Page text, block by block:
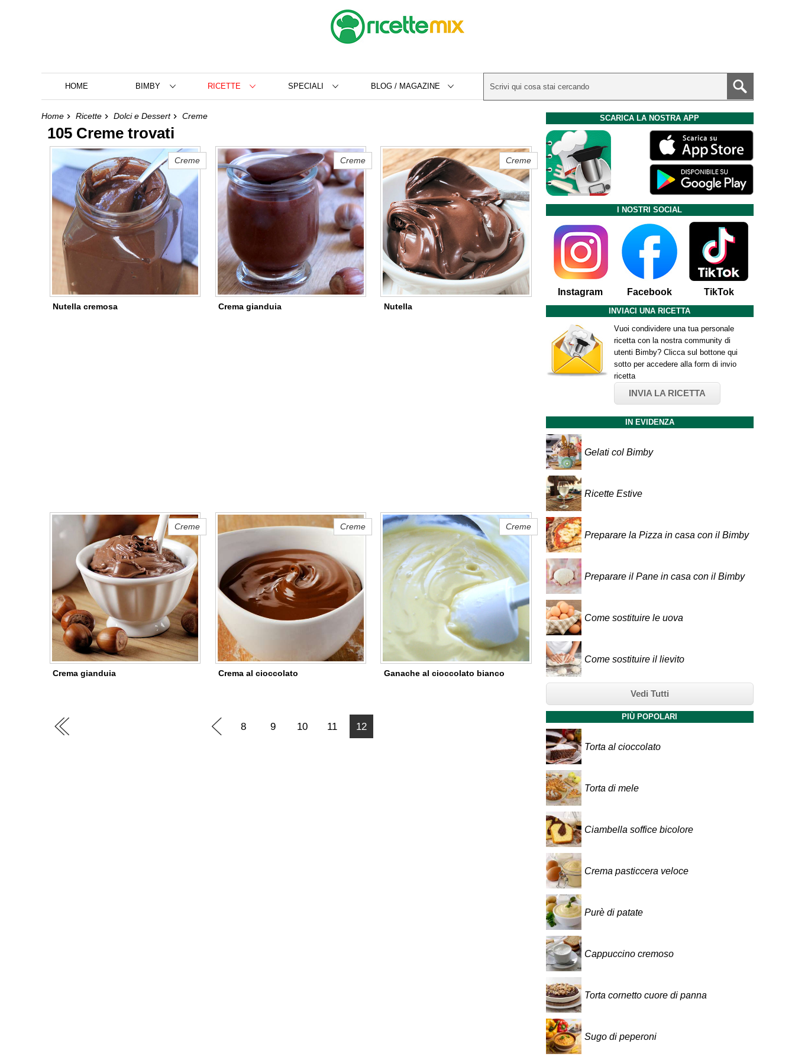
HOME BIMBY RICETTE SPECIALI BLOG / MAGAZINE
Home Ricette Dolci e Dessert Creme
105 Creme trovati
Nutella cremosa
Creme
Crema gianduia
Creme
Nutella
Creme
Crema gianduia
Creme
Crema al cioccolato
Creme
Ganache al cioccolato bianco
Creme
8 9 10 11 12
SCARICA LA NOSTRA APP
I NOSTRI SOCIAL
Instagram Facebook TikTok
INVIACI UNA RICETTA
Vuoi condividere una tua personale
ricetta con la nostra community di
utenti Bimby? Clicca sul bottone qui
sotto per accedere alla form di invio
ricetta
INVIA LA RICETTA
IN EVIDENZA
Gelati col Bimby
Ricette Estive
Preparare la Pizza in casa con il Bimby
Preparare il Pane in casa con il Bimby
Come sostituire le uova
Come sostituire il lievito
Vedi Tutti
PIÙ POPOLARI
Torta al cioccolato
Torta di mele
Ciambella soffice bicolore
Crema pasticcera veloce
Purè di patate
Cappuccino cremoso
Torta cornetto cuore di panna
Sugo di peperoni